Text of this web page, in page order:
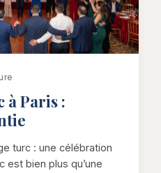
à Paris :
turc : une célébration
est bien plus qu’une